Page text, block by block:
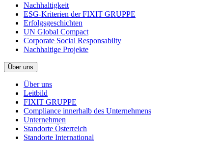
Nachhaltigkeit
ESG-Kriterien der FIXIT GRUPPE
Erfolgsgeschichten
UN Global Compact
Corporate Social Responsabilty
Nachhaltige Projekte
Über uns
Über uns
Leitbild
FIXIT GRUPPE
Compliance innerhalb des Unternehmens
Unternehmen
Standorte Österreich
Standorte International